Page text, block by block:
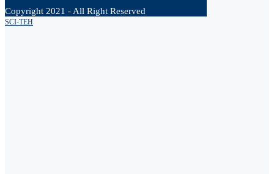
Copyright 2021 - All Right Reserved
SCI-TEH